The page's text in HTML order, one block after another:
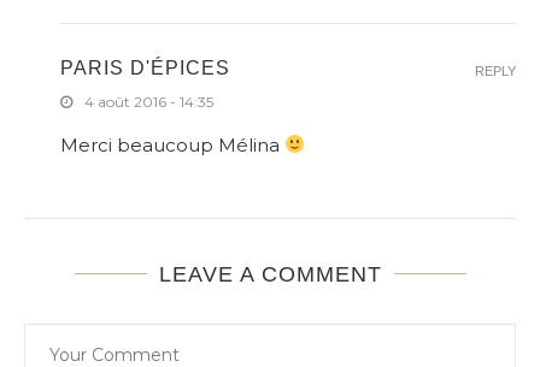
PARIS D'ÉPICES
4 août 2016 - 14:35
Merci beaucoup Mélina
REPLY
LEAVE A COMMENT